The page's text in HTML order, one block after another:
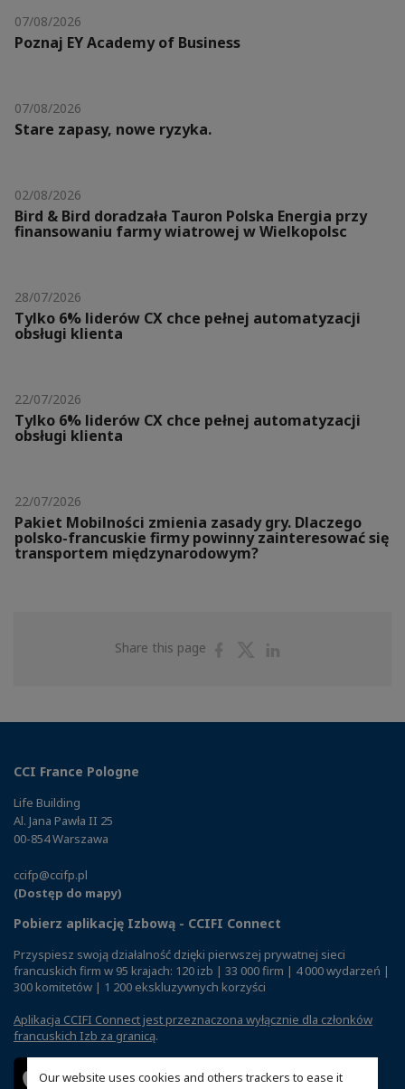
Our website uses cookies and others trackers to ease it
07/08/2026
Poznaj EY Academy of Business
07/08/2026
Stare zapasy, nowe ryzyka.
02/08/2026
Bird & Bird doradzała Tauron Polska Energia przy
finansowaniu farmy wiatrowej w Wielkopolsc
28/07/2026
Tylko 6% liderów CX chce pełnej automatyzacji
obsługi klienta
22/07/2026
Tylko 6% liderów CX chce pełnej automatyzacji
obsługi klienta
22/07/2026
Pakiet Mobilności zmienia zasady gry. Dlaczego
polsko-francuskie firmy powinny zainteresować się
transportem międzynarodowym?
Share this page
ShareShare
CCI France Pologne
Life Building
Al. Jana Pawła II 25
00-854 Warszawa
ccifp@ccifp.pl
(Dostęp do mapy)
Pobierz aplikację Izbową - CCIFI Connect
Przyspiesz swoją działalność dzięki pierwszej prywatnej sieci
francuskich firm w 95 krajach: 120 izb | 33 000 firm | 4 000 wydarzeń |
300 komitetów | 1 200 ekskluzywnych korzyści
Aplikacja CCIFI Connect jest przeznaczona wyłącznie dla członków
francuskich Izb za granicą.